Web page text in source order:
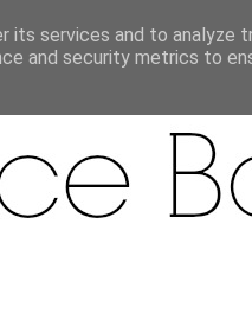
.
services and to analyze
and security metrics to